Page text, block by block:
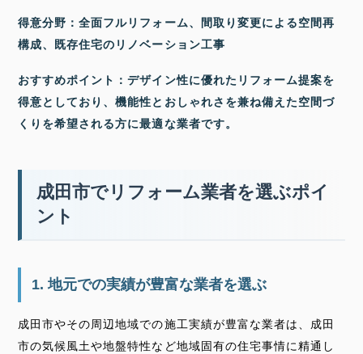
得意分野：全面フルリフォーム、間取り変更による空間再
構成、既存住宅のリノベーション工事
おすすめポイント：デザイン性に優れたリフォーム提案を
得意としており、機能性とおしゃれさを兼ね備えた空間づ
くりを希望される方に最適な業者です。
成田市でリフォーム業者を選ぶポイ
ント
1. 地元での実績が豊富な業者を選ぶ
成田市やその周辺地域での施工実績が豊富な業者は、成田
市の気候風土や地盤特性など地域固有の住宅事情に精通し